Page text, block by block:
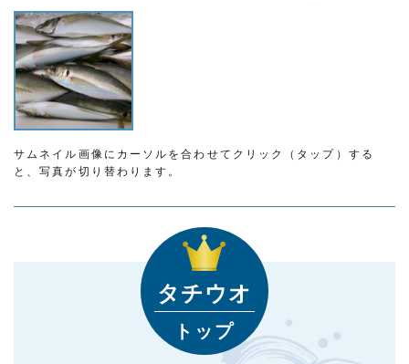
サムネイル画像にカーソルを合わせてクリック（タップ）する
と、写真が切り替わります。
タチウオ
トップ